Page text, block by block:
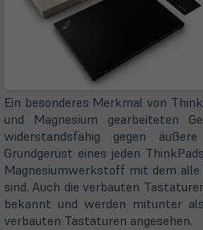
Ein besonderes Merkmal von
und Magnesium gearbeiteten
widerstandsfähig gegen
Grundgerüst eines jeden
Magnesiumwerkstoff mit dem
sind. Auch die verbauten
bekannt und werden mitunter
verbauten Tastaturen angesehen.